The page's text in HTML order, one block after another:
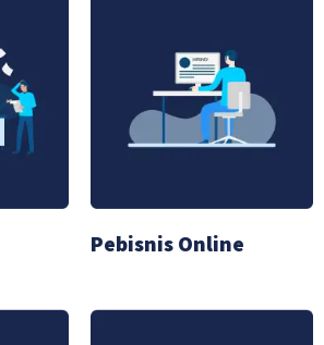
Pebisnis Online